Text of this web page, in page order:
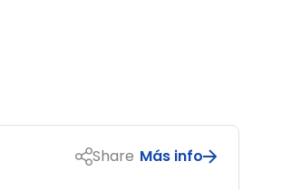
Share Más info